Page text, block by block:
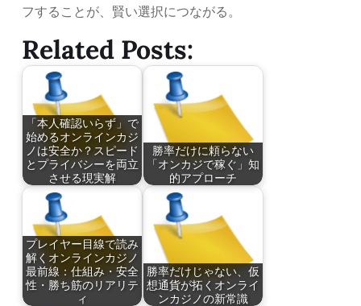
フすることが、賢い選択につながる。
Related Posts:
「本人確認いらず」で
始めるオンラインカジ
ノは安全か？スピード
とプライバシーを両立
させる現実解
勝率だけに頼らない
「オンカジで稼ぐ」知
的アプローチ
プレイヤー目線で読み
解くオンラインカジノ
最前線：仕組み・安全
性・勝ち筋のリアリテ
ィ
勝率だけじゃない、仮
想通貨が拓くオンライ
ンカジノの新常識